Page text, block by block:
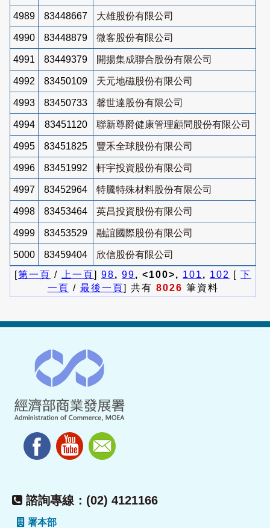
4989 83448667 大雄股份有限公司
4990 83448879 微客股份有限公司
4991 83449379 開揚集成聯合股份有限公司
4992 83450109 天元地磁股份有限公司
4993 83450733 馨世達股份有限公司
4994 83451120 聯新尊爵健康管理顧問股份有限公司
4995 83451825 豐禾全球股份有限公司
4996 83451992 軒宇投資股份有限公司
4997 83452964 特騰特殊材料股份有限公司
4998 83453464 英昌投資股份有限公司
4999 83453529 融誼國際股份有限公司
5000 83459404
欣信股份有限公司
[第一頁 / 上一頁] 98, 99, <100>, 101 , 102 [ 下
一頁 / 最後一頁] 共有 8026 筆資料
諮詢專線：(02) 4121166
署本部